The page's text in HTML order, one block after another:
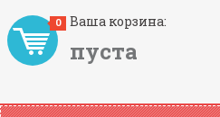
Ваша корзина:
пуста
0